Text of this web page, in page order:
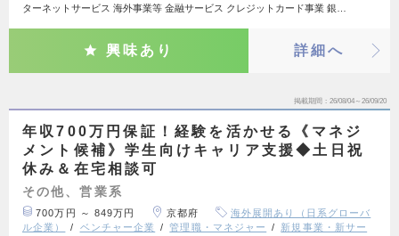
ターネットサービス 海外事業等 金融サービス クレジットカード事業 銀…
興味あり 詳細へ
掲載期間 26/08/04～26/09/20
年収700万円保証！経験を活かせる《マネジ
メント候補》学生向けキャリア支援◆土日祝
休み＆在宅相談可
その他、営業系
700万円 ～ 849万円 京都府
海外展開あり（日系グローバ
ル企業）
ベンチャー企業 管理職・マネジャー
新規事業・新サー